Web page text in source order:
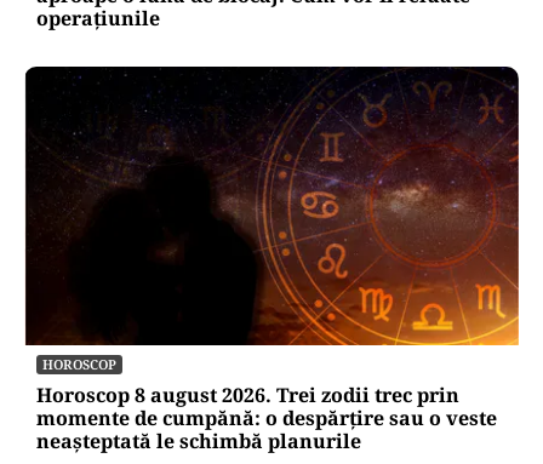
operațiunile
HOROSCOP
Horoscop 8 august 2026. Trei zodii trec prin
momente de cumpănă: o despărțire sau o veste
neașteptată le schimbă planurile